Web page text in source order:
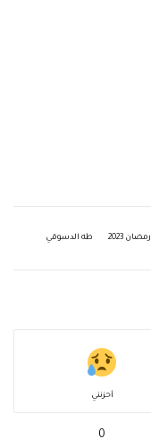
رمضان 2023 طه الدسوقي
أحزنني
0